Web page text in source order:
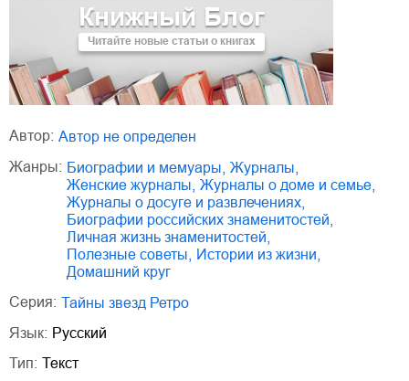
Книжный Блог
Читайте новые статьи о книгах
Автор:
Автор не определен
Жанры:
биографии и мемуары журналы
женские журналы
журналы о доме и семье
журналы о досуге и развлечениях
биографии российских знаменитостей
личная жизнь знаменитостей
полезные советы
истории из жизни
домашний круг
Серия:
Тайны звезд Ретро
Язык: Русский
Тип: Текст